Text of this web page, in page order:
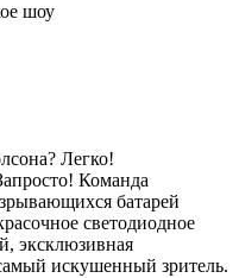
шоу
Легко!
Команда
батарей
светодиодное
эксклюзивная
искушенный зритель.